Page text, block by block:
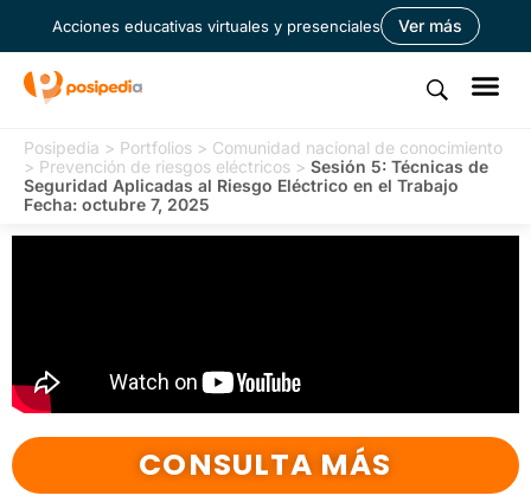
Acciones educativas virtuales y presenciales Ver más
Posipedia > Portfolios > Comunidad nacional de conocimiento
> Prevención de riesgos eléctricos > Sesión 5: Técnicas de
Seguridad Aplicadas al Riesgo Eléctrico en el Trabajo
Fecha: octubre 7, 2025
CONSULTA MÁS